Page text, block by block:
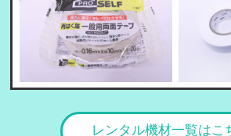
レンタル機材一覧はこ